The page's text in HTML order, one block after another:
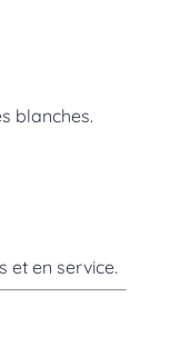
blanches.
et en service.